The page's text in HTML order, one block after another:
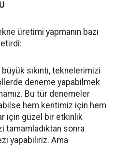
üretimi yapmanın bazı
büyük sıkıntı, teknelerimizi
deneme yapabilmek
Bu tür denemeler
hem kentimiz için hem
için güzel bir etkinlik
tamamladıktan sonra
yapabiliriz. Ama